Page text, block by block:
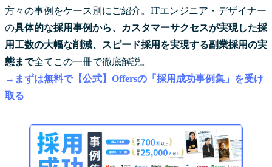
方々の事例をケース別にご紹介。ITエンジニア・デザイナー
の具体的な採用事例から、カスタマーサクセスが実現した採
用工数の大幅な削減、スピード採用を実現する副業採用の実
態まで全てこの一冊で徹底解説。
→まずは無料で【公式】Offersの「採用成功事例集」を受け
取る